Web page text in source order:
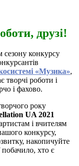
друзі!
сезону конкурсу
«Музика»,
творчі роботи і
і фахово.
року
UA 2021
і вчителям
конкурсу,
накопичуйте
хто є